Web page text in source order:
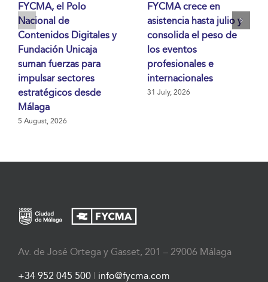
FYCMA, el Polo
Nacional de
Contenidos Digitales y
Fundación Unicaja
suman fuerzas para
impulsar sectores
estratégicos desde
Málaga
5 August, 2026
FYCMA crece en
asistencia hasta julio y
consolida el peso de
los eventos
profesionales e
internacionales
31 July, 2026
Av. de José Ortega y Gasset, 201 – 29006 Málaga
+34 952 045 500 | info@fycma.com